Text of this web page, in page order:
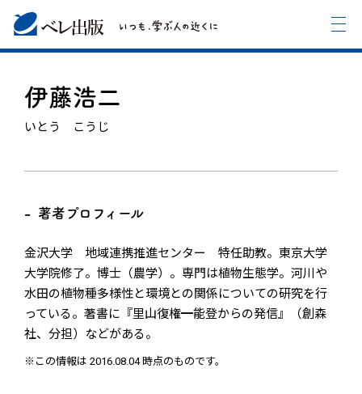
伊藤浩二
いとう こうじ
著者プロフィール
金沢大学 地域連携推進センター 特任助教。東京大学
大学院修了。博士（農学）。専門は植物生態学。河川や
水田の植物種多様性と環境との関係についての研究を行
っている。著書に『里山復権━能登からの発信』（創森
社、分担）などがある。
※この情報は 2016.08.04 時点のものです。